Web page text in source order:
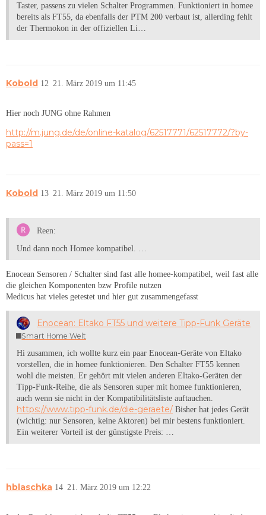
Taster, passens zu vielen Schalter Programmen. Funktioniert in homee
bereits als FT55, da ebenfalls der PTM 200 verbaut ist, allerding fehlt
der Thermokon in der offiziellen Li…
Kobold 21. März 2019 um 11:45
12
Hier noch JUNG ohne Rahmen
http://m.jung.de/de/online-katalog/62517771/62517772/?by-
pass=1
Kobold 21. März 2019 um 11:50
13
Reen:
Und dann noch Homee kompatibel. …
Enocean Sensoren / Schalter sind fast alle homee-kompatibel, weil fast alle
die gleichen Komponenten bzw Profile nutzen
Medicus hat vieles getestet und hier gut zusammengefasst
Enocean: Eltako FT55 und weitere Tipp-Funk Geräte
Smart Home Welt
Hi zusammen, ich wollte kurz ein paar Enocean-Geräte von Eltako
vorstellen, die in homee funktionieren. Den Schalter FT55 kennen
wohl die meisten. Er gehört mit vielen anderen Eltako-Geräten der
Tipp-Funk-Reihe, die als Sensoren super mit homee funktionieren,
auch wenn sie nicht in der Kompatibilitätsliste auftauchen.
https://www.tipp-funk.de/die-geraete/ Bisher hat jedes Gerät
(wichtig: nur Sensoren, keine Aktoren) bei mir bestens funktioniert.
Ein weiterer Vorteil ist der günstigste Preis: …
hblaschka 21. März 2019 um 12:22
14